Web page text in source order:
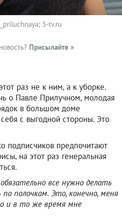
5-tv.ru
Присылайте »
раз не к ним, а к уборке.
о Павле Прилучном, молодая
в большом доме
с выгодной стороны. Это
подписчиков предпочитают
на этот раз генеральная
все нужно делать
полочкам. Это, конечно, меня
и в то же время мне